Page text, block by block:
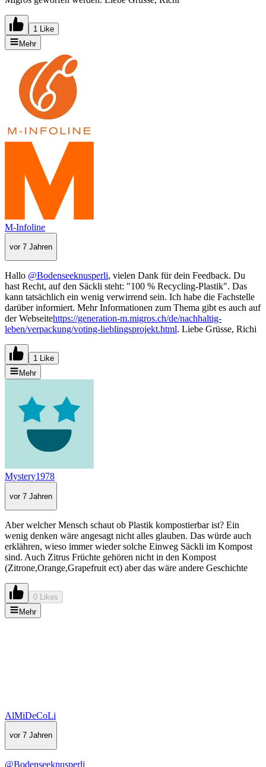
1 Like
Mehr
M-Infoline
vor 7 Jahren
Hallo @Bodenseeknusperli, vielen Dank für dein Feedback. Du
hast Recht, auf den Säckli steht: "100 % Recycling-Plastik". Das
kann tatsächlich ein wenig verwirrend sein. Ich habe die Fachstelle
darüber informiert. Mehr Informationen zum Thema gibt es auch auf
der Webseitehttps://generation-m.migros.ch/de/nachhaltig-
leben/verpackung/voting-lieblingsprojekt.html. Liebe Grüsse, Richi
1 Like
Mehr
Mystery1978
vor 7 Jahren
Aber welcher Mensch schaut ob Plastik kompostierbar ist? Ein
wenig denken wäre angesagt nicht alles glauben. Das würde auch
erklähren, wieso immer wieder solche Einweg Säckli im Kompost
sind. Auch Zitrus Früchte gehören nicht in den Kompost
(Zitrone,Orange,Grapefruit ect) aber das wäre andere Geschichte
0 Likes
Mehr
AlMiDeCoLi
vor 7 Jahren
@Bodenseeknusperli